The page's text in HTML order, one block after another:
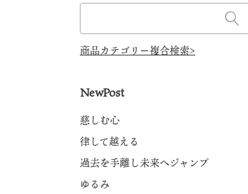
商品カテゴリー複合検索>
NewPost
慈しむ心
律して越える
過去を手離し未来へジャンプ
ゆるみ